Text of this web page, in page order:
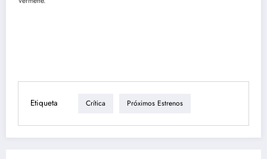
Etiqueta Crítica Próximos Estrenos